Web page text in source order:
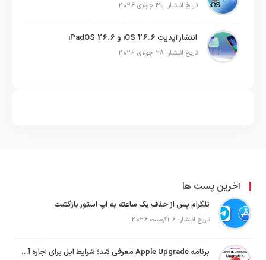
تاریخ انتشار: 30 جولای 2026
انتشار آپدیت iOS 26.6 و iPadOS 26.6
تاریخ انتشار: 28 جولای 2026
آخرین پست ها
تلگرام پس از حذف یک ساعته به اپ استور بازگشت
تاریخ انتشار: 6 آگوست 2026
برنامه Apple Upgrade معرفی شد؛ شرایط اپل برای اجاره آیفون، آیپد، مک و اپل واچ